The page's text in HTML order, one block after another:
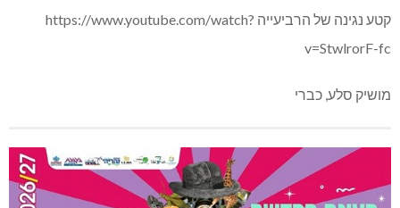
קטע נגינה של הרביעייה https://www.youtube.com/watch?
v=StwlrorF-fc
מושיק סלע, כברי